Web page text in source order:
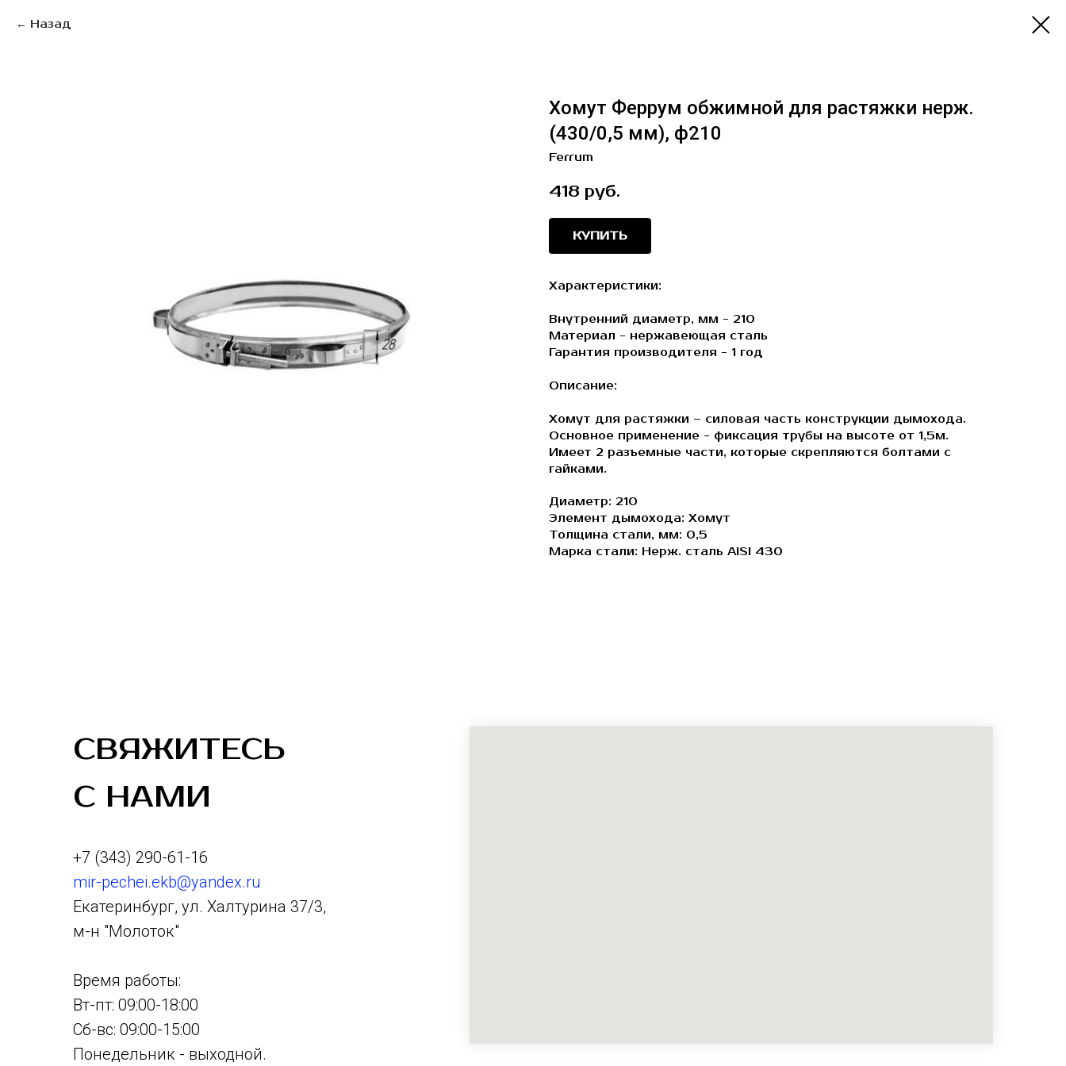
Назад
Хомут Феррум обжимной для растяжки нерж.
(430/0,5 мм), ф210
Ferrum
418 руб.
КУПИТЬ
Характеристики:
Внутренний диаметр, мм - 210
Материал - нержавеющая сталь
Гарантия производителя - 1 год
Описание:
Хомут для растяжки – силовая часть конструкции дымохода.
Основное применение - фиксация трубы на высоте от 1,5м.
Имеет 2 разъемные части, которые скрепляются болтами с
гайками.
Диаметр: 210
Элемент дымохода: Хомут
Толщина стали, мм: 0,5
Марка стали: Нерж. сталь AISI 430
СВЯЖИТЕСЬ
С НАМИ
+7 (343) 290-61-16
mir-pechei.ekb@yandex.ru
Екатеринбург, ул. Халтурина 37/3,
м-н "Молоток"
Время работы:
Вт-пт: 09:00-18:00
Сб-вс: 09:00-15:00
Понедельник - выходной.